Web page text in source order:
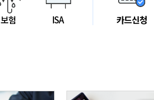
보험 ISA 카드신청